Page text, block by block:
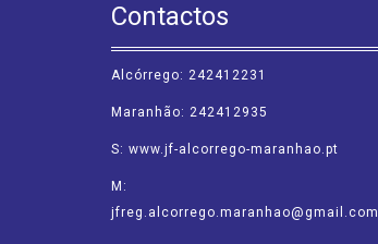
Contactos
Alcórrego: 242412231
Maranhão: 242412935
S: www.jf-alcorrego-maranhao.pt
M:
jfreg.alcorrego.maranhao@gmail.com